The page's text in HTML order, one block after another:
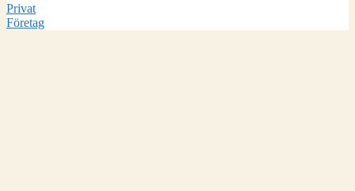
Privat
Företag